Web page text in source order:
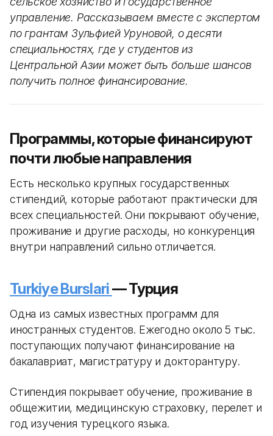
управление. Рассказываем вместе с экспертом
по грантам Зульфией Уруновой, о десяти
специальностях, где у студентов из
Центральной Азии может быть больше шансов
получить полное финансирование.
Программы, которые финансируют
почти любые направления
Есть несколько крупных государственных
стипендий, которые работают практически для
всех специальностей. Они покрывают обучение,
проживание и другие расходы, но конкуренция
внутри направлений сильно отличается.
Turkiye Burslari— Турция
Одна из самых известных программ для
иностранных студентов. Ежегодно около 5 тыс.
поступающих получают финансирование на
бакалавриат, магистратуру и докторантуру.
Стипендия покрывает обучение, проживание в
общежитии, медицинскую страховку, перелет и
год изучения турецкого языка.